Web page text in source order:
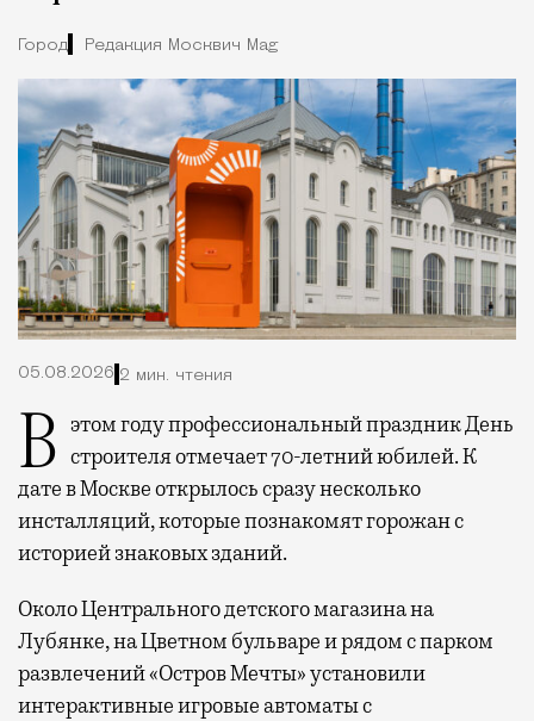
Город Редакция Москвич Mag
05.08.2026 2 мин. чтения
В этом году профессиональный праздник День строителя отмечает 70-летний юбилей. К
дате в Москве открылось сразу несколько
инсталляций, которые познакомят горожан с
историей знаковых зданий.
Около Центрального детского магазина на
Лубянке, на Цветном бульваре и рядом с парком
развлечений «Остров Мечты» установили
интерактивные игровые автоматы с